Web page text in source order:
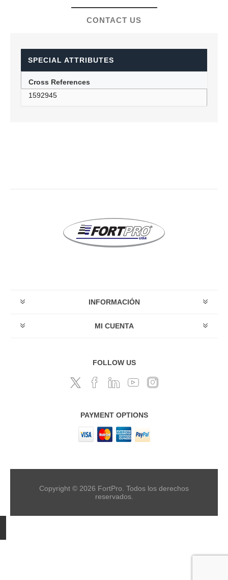
CONTACT US
SPECIAL ATTRIBUTES
Cross References
1592945
INFORMACIÓN
MI CUENTA
FOLLOW US
PAYMENT OPTIONS
Copyright © 2026 FortPro. Todos los derechos
reservados.